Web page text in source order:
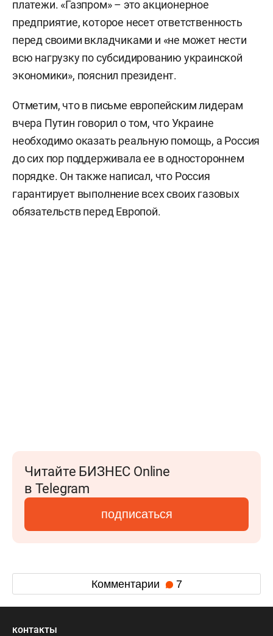
платежи. «Газпром» – это акционерное
предприятие, которое несет ответственность
перед своими вкладчиками и «не может нести
всю нагрузку по субсидированию украинской
экономики», пояснил президент.
Отметим, что в письме европейским лидерам
вчера Путин говорил о том, что Украине
необходимо оказать реальную помощь, а Россия
до сих пор поддерживала ее в одностороннем
порядке. Он также написал, что Россия
гарантирует выполнение всех своих газовых
обязательств перед Европой.
Читайте БИЗНЕС Online
в Telegram
подписаться
Комментарии 7
контакты